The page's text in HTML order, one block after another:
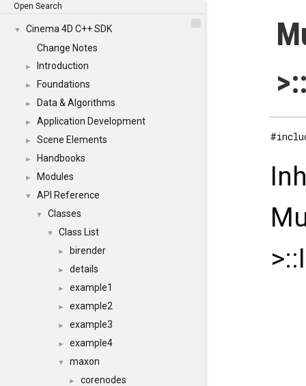
Open Search
▼
Cinema 4D C++ SDK
Change Notes
► Introduction
► Foundations
► Data & Algorithms
► Application Development
► Scene Elements
► Handbooks
► Modules
▼ API Reference
▼ Classes
▼ Class List
► birender
► details
► example1
► example2
► example3
► example4
▼ maxon
► corenodes